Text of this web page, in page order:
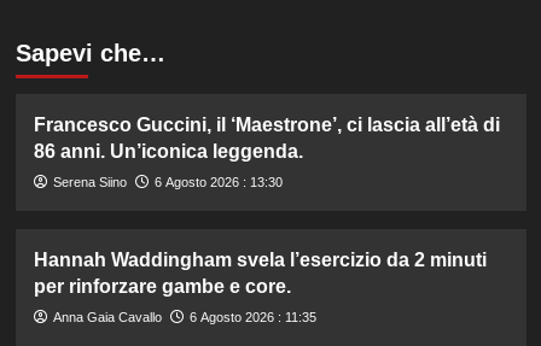
Sapevi che…
Francesco Guccini, il ‘Maestrone’, ci lascia all’età di
86 anni. Un’iconica leggenda.
Serena Siino 6 Agosto 2026 : 13:30
Hannah Waddingham svela l’esercizio da 2 minuti
per rinforzare gambe e core.
Anna Gaia Cavallo 6 Agosto 2026 : 11:35